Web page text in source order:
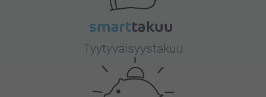
Tyytyväisyystakuu